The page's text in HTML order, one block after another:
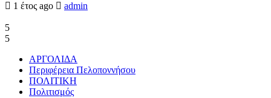
1 έτος ago admin
5
5
ΑΡΓΟΛΙΔΑ
Περιφέρεια Πελοποννήσου
ΠΟΛΙΤΙΚΗ
Πολιτισμός